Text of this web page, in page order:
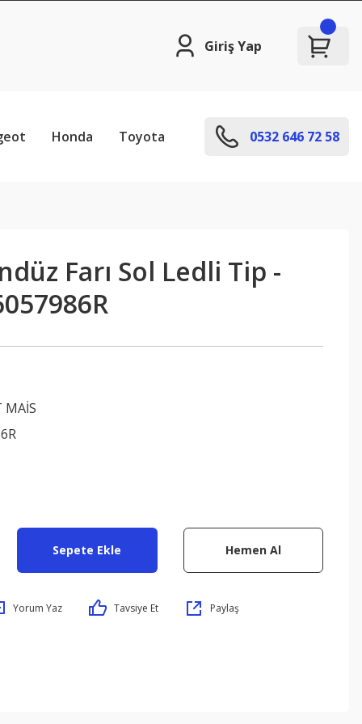
Giriş Yap
Honda Toyota 0532 646 72 58
Farı Sol Ledli Tip -
MAİS
Sepete Ekle Hemen Al
Yorum Yaz Tavsiye Et Paylaş